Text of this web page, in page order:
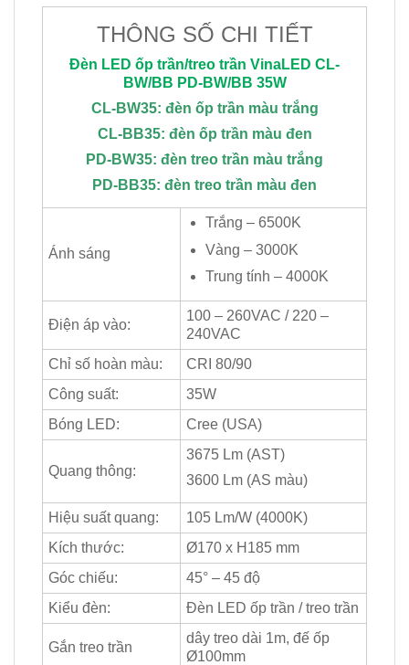
THÔNG SỐ CHI TIẾT
Đèn LED ốp trần/treo trần VinaLED CL-
BW/BB PD-BW/BB 35W
CL-BW35: đèn ốp trần màu trắng
CL-BB35: đèn ốp trần màu đen
PD-BW35: đèn treo trần màu trắng
PD-BB35: đèn treo trần màu đen
Ánh sáng
Trắng – 6500K
Vàng – 3000K
Trung tính – 4000K
Điện áp vào:
100 – 260VAC / 220 –
240VAC
Chỉ số hoàn màu:
CRI 80/90
Công suất:
35W
Bóng LED:
Cree (USA)
Quang thông:
3675 Lm (AST)
3600 Lm (AS màu)
Hiệu suất quang:
105 Lm/W (4000K)
Kích thước:
Ø170 x H185 mm
Góc chiếu:
45° – 45 độ
Kiểu đèn:
Đèn LED ốp trần / treo trần
Gắn treo trần
dây treo dài 1m, đế ốp
Ø100mm